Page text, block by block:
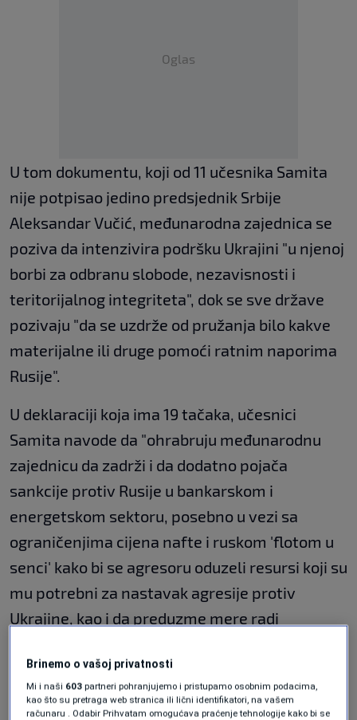
Oglas
U tom dokumentu, koji od 11 učesnika Samita
nije potpisao jedino predsjednik Srbije
Aleksandar Vučić, međunarodna zajednica se
poziva da intenzivira podršku Ukrajini "u njenoj
borbi za odbranu slobode, nezavisnosti i
teritorijalnog integriteta", dok se sve države
pozivaju "da se uzdrže od pružanja bilo kakve
materijalne ili druge pomoći ratnim naporima
Rusije".
U deklaraciji koja ima 19 tačaka, učesnici
Samita navode da "ohrabruju međunarodnu
zajednicu da zadrži i da dodatno pojača
sankcije protiv Rusije u bankarskom i
energetskom sektoru, posebno u vezi sa
ograničenjima cijena nafte i ruskom 'flotom u
senci' kako bi se agresoru oduzeli resursi koji su
mu potrebni za nastavak agresije protiv
Ukrajine, kao i da preduzme mere radi
"Rusija mora da bude pozvana na odgovornost i
da plati punu nadoknadu za nezakoniti
Brinemo o vašoj privatnosti
Mi i naši 603 partneri pohranjujemo i pristupamo osobnim podacima,
kao što su pretraga web stranica ili lični identifikatori, na vašem
računaru . Odabir Prihvatam omogućava praćenje tehnologije kako bi se